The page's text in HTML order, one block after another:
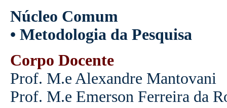
Núcleo Comum
• Metodologia da Pesquisa
Corpo Docente
Prof. M.e Alexandre Mantovani
Prof. M.e Emerson Ferreira da